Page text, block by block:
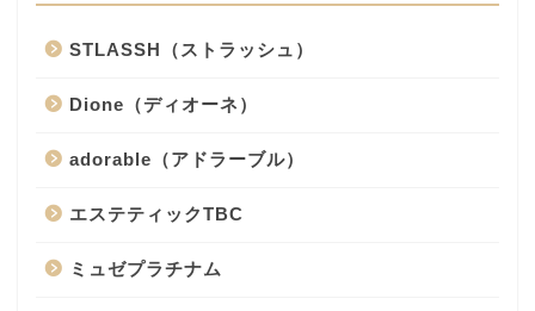
STLASSH（ストラッシュ）
Dione（ディオーネ）
adorable（アドラーブル）
エステティックTBC
ミュゼプラチナム